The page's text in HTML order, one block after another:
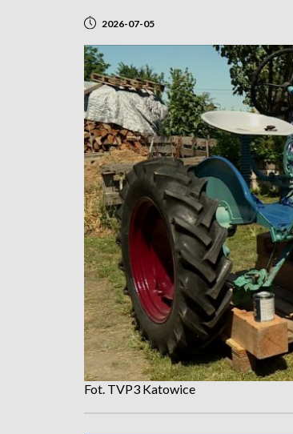
2026-07-05
Fot. TVP3 Katowice